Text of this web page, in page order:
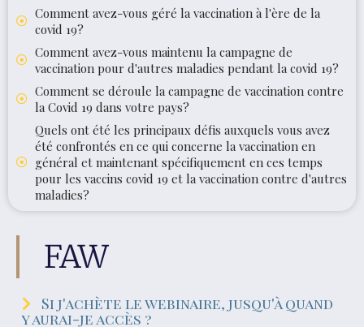
Comment avez-vous géré la vaccination à l'ère de la
covid 19?
Comment avez-vous maintenu la campagne de
vaccination pour d'autres maladies pendant la covid 19?
Comment se déroule la campagne de vaccination contre
la Covid 19 dans votre pays?
Quels ont été les principaux défis auxquels vous avez
été confrontés en ce qui concerne la vaccination en
général et maintenant spécifiquement en ces temps
pour les vaccins covid 19 et la vaccination contre d'autres
maladies?
FAW
Si j'achète le webinaire, jusqu'à quand
y aurai-je accès ?